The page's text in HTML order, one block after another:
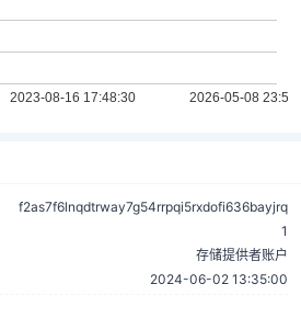
f2as7f6lnqdtrway7g54rrpqi5rxdofi636bayjrq
1
存储提供者账户
2024-06-02 13:35:00